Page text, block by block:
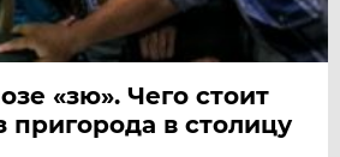
«зю». Чего стоит
пригорода в столицу